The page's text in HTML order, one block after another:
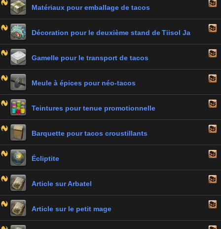
Matériaux pour emballage de tacos
Décoration pour le deuxième stand de Tiisol Ja
Gamelle pour le transport de tacos
Meule à épices pour néo-tacos
Teintures pour tenue promotionnelle
Barquette pour tacos croustillants
Écliptite
Article sur Arbatel
Article sur le petit mage